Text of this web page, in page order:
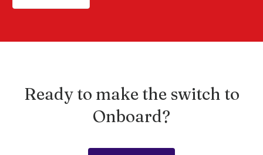
Ready to make the switch to
Onboard?